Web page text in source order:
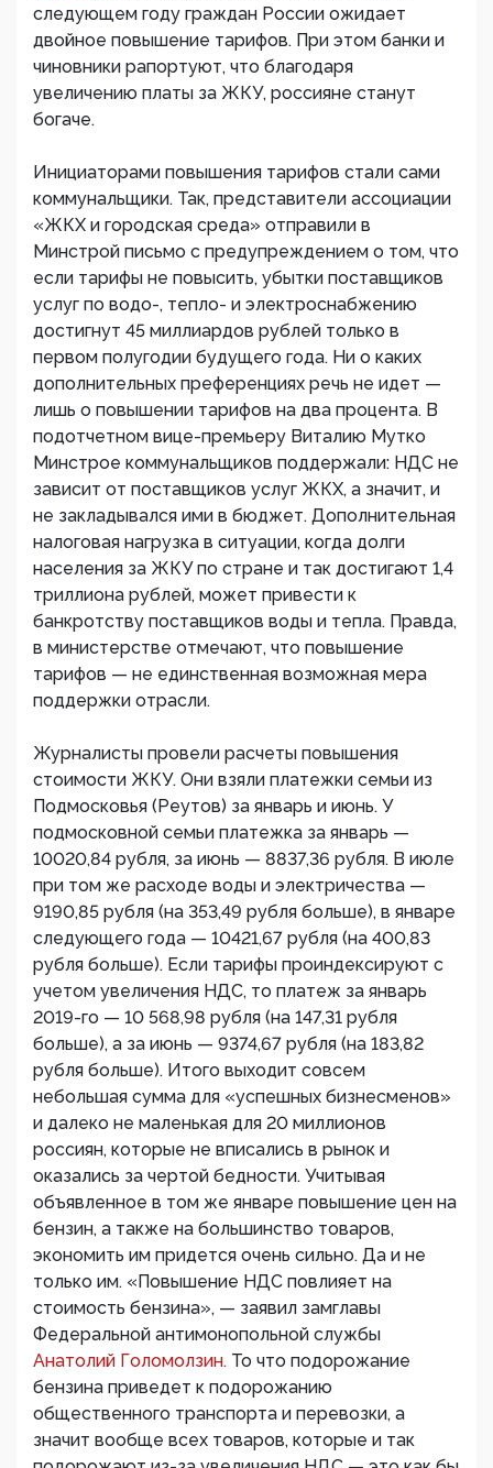
следующем году граждан России ожидает
двойное повышение тарифов. При этом банки и
чиновники рапортуют, что благодаря
увеличению платы за ЖКУ, россияне станут
богаче.
Инициаторами повышения тарифов стали сами
коммунальщики. Так, представители ассоциации
«ЖКХ и городская среда» отправили в
Минстрой письмо с предупреждением о том, что
если тарифы не повысить, убытки поставщиков
услуг по водо-, тепло- и электроснабжению
достигнут 45 миллиардов рублей только в
первом полугодии будущего года. Ни о каких
дополнительных преференциях речь не идет —
лишь о повышении тарифов на два процента. В
подотчетном вице-премьеру Виталию Мутко
Минстрое коммунальщиков поддержали: НДС не
зависит от поставщиков услуг ЖКХ, а значит, и
не закладывался ими в бюджет. Дополнительная
налоговая нагрузка в ситуации, когда долги
населения за ЖКУ по стране и так достигают 1,4
триллиона рублей, может привести к
банкротству поставщиков воды и тепла. Правда,
в министерстве отмечают, что повышение
тарифов — не единственная возможная мера
поддержки отрасли.
Журналисты провели расчеты повышения
стоимости ЖКУ. Они взяли платежки семьи из
Подмосковья (Реутов) за январь и июнь. У
подмосковной семьи платежка за январь —
10020,84 рубля, за июнь — 8837,36 рубля. В июле
при том же расходе воды и электричества —
9190,85 рубля (на 353,49 рубля больше), в январе
следующего года — 10421,67 рубля (на 400,83
рубля больше). Если тарифы проиндексируют с
учетом увеличения НДС, то платеж за январь
2019-го — 10 568,98 рубля (на 147,31 рубля
больше), а за июнь — 9374,67 рубля (на 183,82
рубля больше). Итого выходит совсем
небольшая сумма для «успешных бизнесменов»
и далеко не маленькая для 20 миллионов
россиян, которые не вписались в рынок и
оказались за чертой бедности. Учитывая
объявленное в том же январе повышение цен на
бензин, а также на большинство товаров,
экономить им придется очень сильно. Да и не
только им. «Повышение НДС повлияет на
стоимость бензина», — заявил замглавы
Федеральной антимонопольной службы
Анатолий Голомолзин. То что подорожание
бензина приведет к подорожанию
общественного транспорта и перевозки, а
значит вообще всех товаров, которые и так